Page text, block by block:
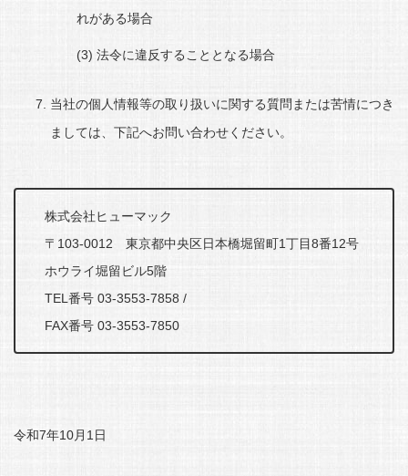
れがある場合
法令に違反することとなる場合
当社の個人情報等の取り扱いに関する質問または苦情につき
ましては、下記へお問い合わせください。
株式会社ヒューマック
〒103-0012 東京都中央区日本橋堀留町1丁目8番12号
ホウライ堀留ビル5階
TEL番号 03-3553-7858 /
FAX番号 03-3553-7850
令和7年10月1日